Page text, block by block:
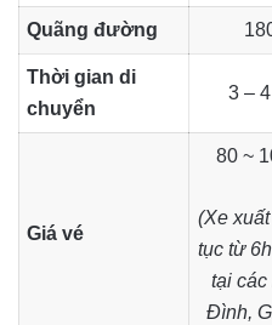
Quãng đường
Thời gian di
chuyển
3 –
Giá vé
80 ~
(Xe
tục từ
tại các
Đình,